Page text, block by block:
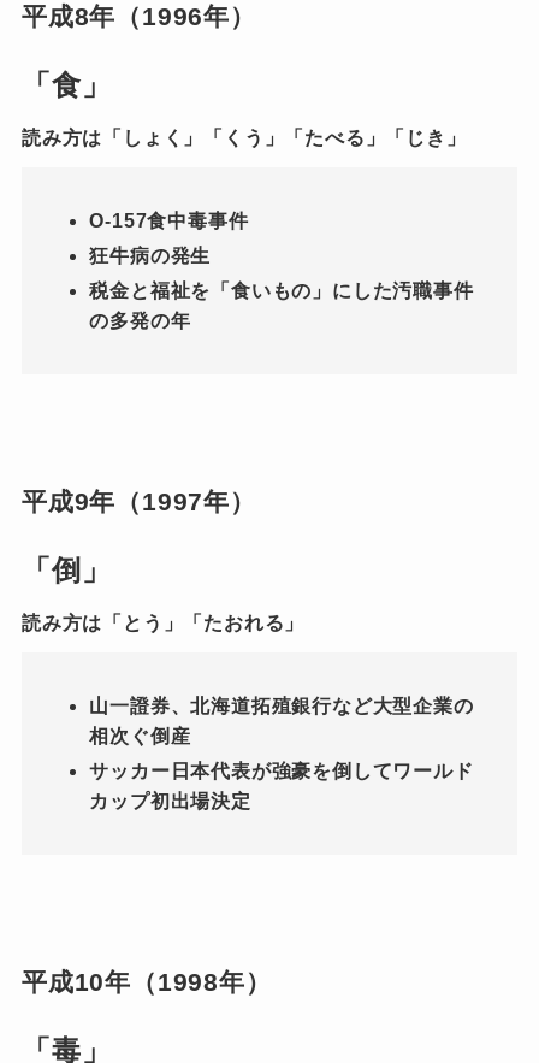
平成8年（1996年）
「食」
読み方は「しょく」「くう」「たべる」「じき」
O-157食中毒事件
狂牛病の発生
税金と福祉を「食いもの」にした汚職事件
の多発の年
平成9年（1997年）
「倒」
読み方は「とう」「たおれる」
山一證券、北海道拓殖銀行など大型企業の
相次ぐ倒産
サッカー日本代表が強豪を倒してワールド
カップ初出場決定
平成10年（1998年）
「毒」